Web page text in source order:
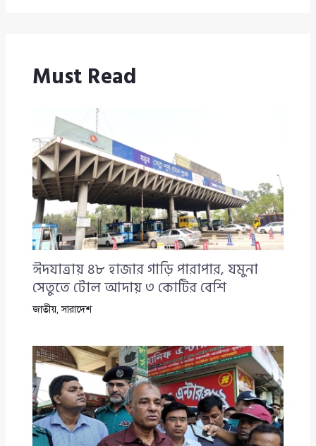
Must Read
ঈদযাত্রায় ৪৮ হাজার গাড়ি পারাপার, যমুনা
সেতুতে টোল আদায় ৩ কোটির বেশি
জাতীয়,সারাদেশ